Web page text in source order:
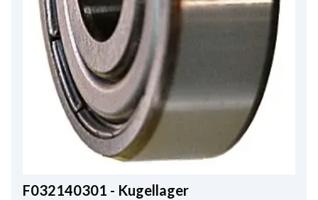
F032140301 - Kugellager